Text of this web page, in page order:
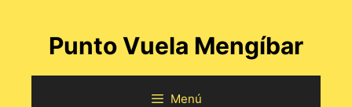
contenidoPunto Vuela Mengíbar
Menú